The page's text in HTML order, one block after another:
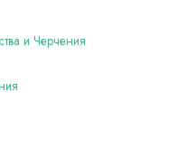
и Черчения